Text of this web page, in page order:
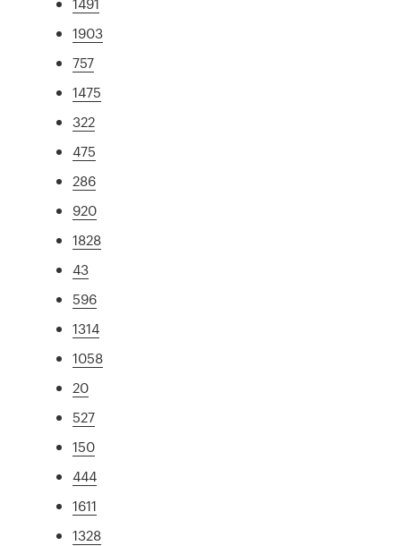
1903
757
1475
322
475
286
920
1828
43
596
1314
1058
20
527
150
444
1611
1328